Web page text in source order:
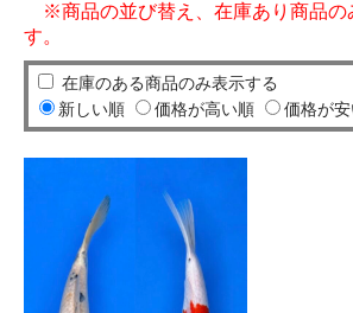
※商品の並び替え、在庫あり商品の
す。
在庫のある商品のみ表示する
新しい順
価格が高い順 価格が